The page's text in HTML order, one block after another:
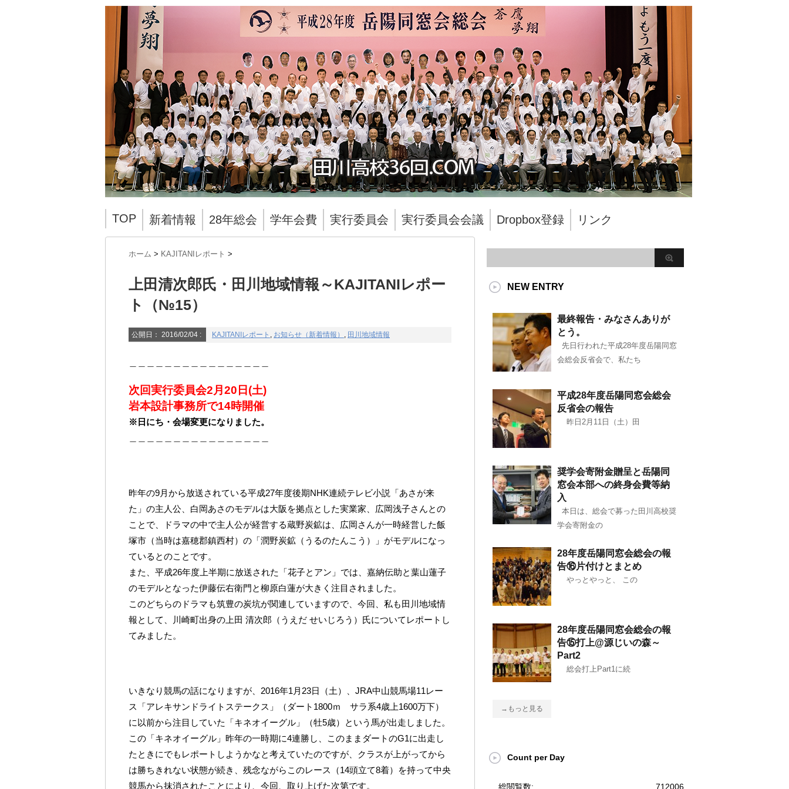
TOP 新着情報 28年総会 学年会費 実行委員会 実行委員会会議 Dropbox登録 リンク
ホーム > KAJITANIレポート >
上田清次郎氏・田川地域情報～KAJITANIレポー
ト（№15）
公開日： 2016/02/04 : KAJITANIレポート , お知らせ（新着情報） , 田川地域情報
次回実行委員会2月20日(土)
岩本設計事務所で14時開催
※日にち・会場変更になりました。
昨年の9月から放送されている平成27年度後期NHK連続テレビ小説「あさが来
た」の主人公、白岡あさのモデルは大阪を拠点とした実業家、広岡浅子さんとの
ことで、ドラマの中で主人公が経営する蔵野炭鉱は、広岡さんが一時経営した飯
塚市（当時は嘉穂郡鎮西村）の「潤野炭鉱（うるのたんこう）」がモデルになっ
ているとのことです。
また、平成26年度上半期に放送された「花子とアン」では、嘉納伝助と葉山蓮子
のモデルとなった伊藤伝右衛門と柳原白蓮が大きく注目されました。
このどちらのドラマも筑豊の炭坑が関連していますので、今回、私も田川地域情
報として、川崎町出身の上田 清次郎（うえだ せいじろう）氏についてレポートし
てみました。
いきなり競馬の話になりますが、2016年1月23日（土）、JRA中山競馬場11レー
ス「アレキサンドライトステークス」（ダート1800ｍ サラ系4歳上1600万下）
に以前から注目していた「キネオイーグル」（牡5歳）という馬が出走しました。
この「キネオイーグル」昨年の一時期に4連勝し、このままダートのG1に出走し
たときにでもレポートしようかなと考えていたのですが、クラスが上がってから
は勝ちきれない状態が続き、残念ながらこのレース（14頭立て8着）を持って中央
競馬から抹消されたことにより、今回、取り上げた次第です。
NEW ENTRY
最終報告・みなさんありが
とう。
先日行われた平成28年度岳陽同窓
会総会反省会で、私たち
平成28年度岳陽同窓会総会
反省会の報告
昨日2月11日（土）田
奨学会寄附金贈呈と岳陽同
窓会本部への終身会費等納
入
本日は、総会で募った田川高校奨
学会寄附金の
28年度岳陽同窓会総会の報
告⑯片付けとまとめ
やっとやっと、 この
28年度岳陽同窓会総会の報
告⑮打上@源じいの森～
Part2
総会打上Part1に続
→もっと見る
Count per Day
712006
総閲覧数: